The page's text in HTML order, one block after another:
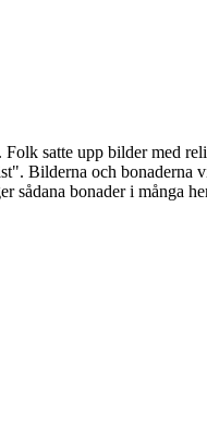
satte upp bilder med
Bilderna och
sådana bonader i många